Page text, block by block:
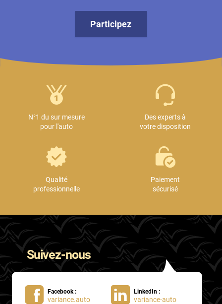
Participez
N°1 du sur mesure
pour l'auto
Des experts à
votre disposition
Qualité
professionnelle
Paiement
sécurisé
Suivez-nous
Facebook :
variance.auto
LinkedIn :
variance-auto